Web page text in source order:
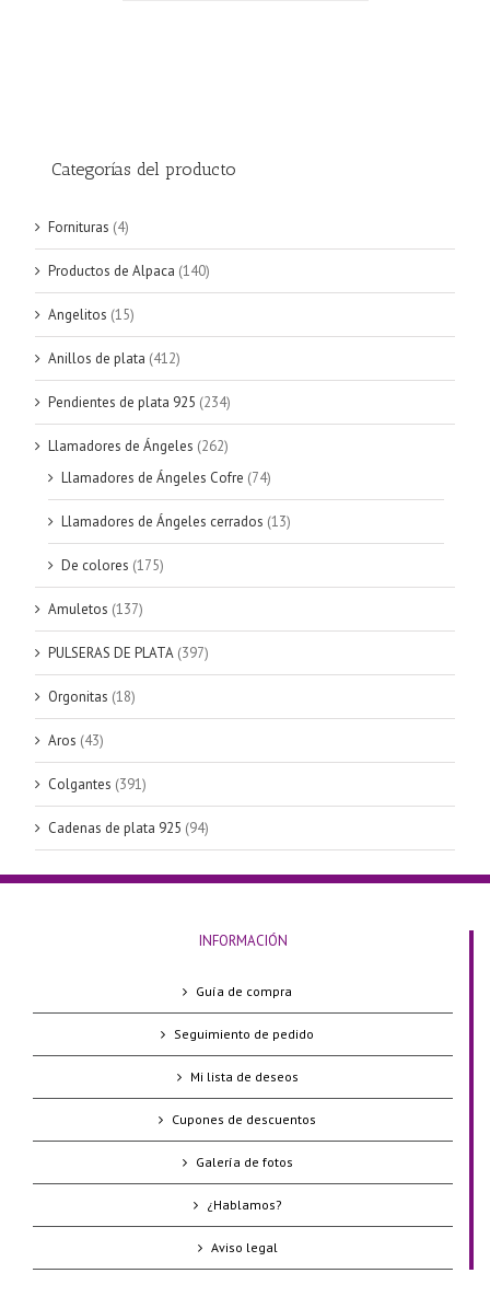
Categorías del producto
Fornituras (4)
Productos de Alpaca (140)
Angelitos (15)
Anillos de plata (412)
Pendientes de plata 925 (234)
Llamadores de Ángeles (262)
Llamadores de Ángeles Cofre (74)
Llamadores de Ángeles cerrados (13)
De colores (175)
Amuletos (137)
PULSERAS DE PLATA (397)
Orgonitas (18)
Aros (43)
Colgantes (391)
Cadenas de plata 925 (94)
INFORMACIÓN
Guía de compra
Seguimiento de pedido
Mi lista de deseos
Cupones de descuentos
Galería de fotos
¿Hablamos?
Aviso legal